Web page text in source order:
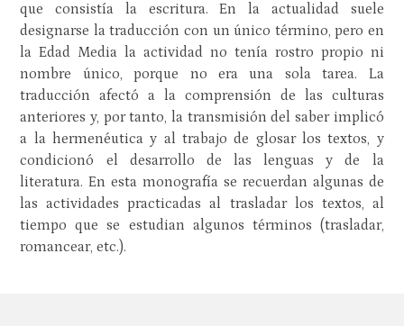
que consistía la escritura. En la actualidad suele
designarse la traducción con un único término, pero en
la Edad Media la actividad no tenía rostro propio ni
nombre único, porque no era una sola tarea. La
traducción afectó a la comprensión de las culturas
anteriores y, por tanto, la transmisión del saber implicó
a la hermenéutica y al trabajo de glosar los textos, y
condicionó el desarrollo de las lenguas y de la
literatura. En esta monografía se recuerdan algunas de
las actividades practicadas al trasladar los textos, al
tiempo que se estudian algunos términos (trasladar,
romancear, etc.).